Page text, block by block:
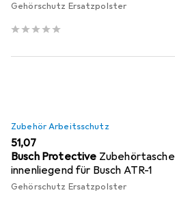
Gehörschutz Ersatzpolster
Zubehör Arbeitsschutz
EUR
51,07
Busch Protective
innenliegend für Busch ATR-1
Gehörschutz Ersatzpolster